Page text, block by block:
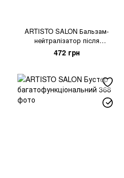
ARTISTO SALON Бальзам-
нейтралізатор після
фарбування
472 грн